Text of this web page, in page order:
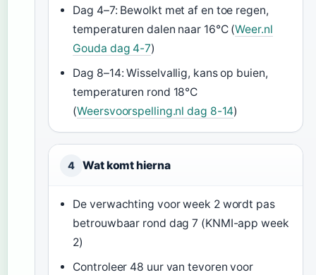
Dag 4–7: Bewolkt met af en toe regen,
temperaturen dalen naar 16°C (Weer.nl
Gouda dag 4-7)
Dag 8–14: Wisselvallig, kans op buien,
temperaturen rond 18°C
(Weersvoorspelling.nl dag 8-14)
4 Wat komt hierna
De verwachting voor week 2 wordt pas
betrouwbaar rond dag 7 (KNMI-app week
2)
Controleer 48 uur van tevoren voor